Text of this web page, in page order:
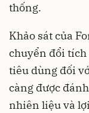
thống.
Khảo sát của
chuyển đổi tích
tiêu dùng đối
càng được
nhiên liệu và